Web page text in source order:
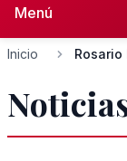
Menú
Inicio Rosario